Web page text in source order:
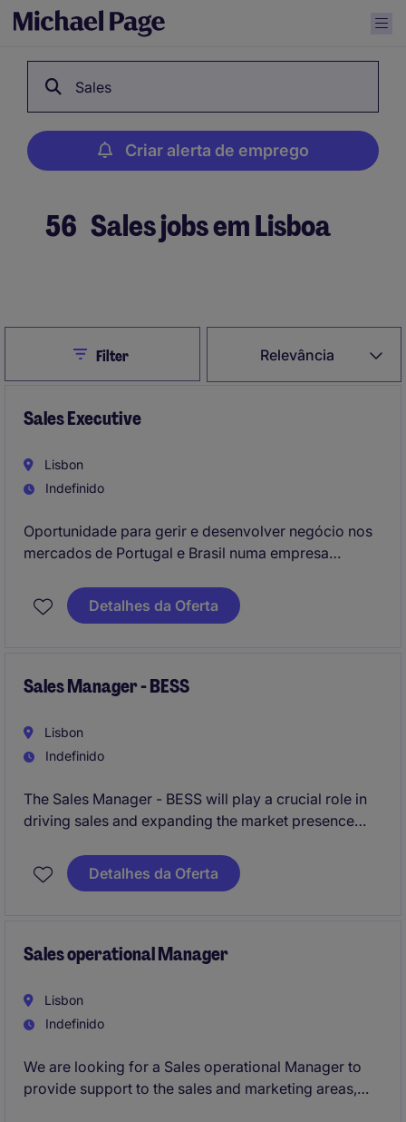
Sales
Criar alerta de emprego
56 Sales jobs em Lisboa
Relevância
CloseFilter
Sales Executive
Lisbon
Indefinido
Oportunidade para gerir e desenvolver negócio nos
mercados de Portugal e Brasil numa empresa
Função comercial com forte exposição, impacto
direto nos resultados e contacto com clientes de
Detalhes da Oferta
Sales Manager - BESS
Lisbon
Indefinido
The Sales Manager - BESS will play a crucial role in
driving sales and expanding the market presence
position is based in Lisbon and requires a strategic
mindset and a focus on delivering results in the
Detalhes da Oferta
Sales operational Manager
Lisbon
Indefinido
We are looking for a Sales operational Manager to
provide support to the sales and marketing areas,